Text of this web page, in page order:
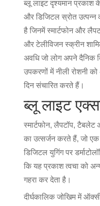
ब्लू लाइट दृश्यमान प्रकाश
और डिजिटल स्रोत
है जिनमें स्मार्टफोन और
और टेलीविजन स्क्रीन
अवधि जो लोग अपने दैनिक
उपकरणों में नीली रोशनी
दिन संचारित करते हैं।
ब्लू लाइट
स्मार्टफोन, लैपटॉप,
का उत्सर्जन करते हैं, जो
डिजिटल युगिंग पर
कि यह प्रकाश त्वचा को
गहरा कर देता है।
दीर्घकालिक जोखिम में